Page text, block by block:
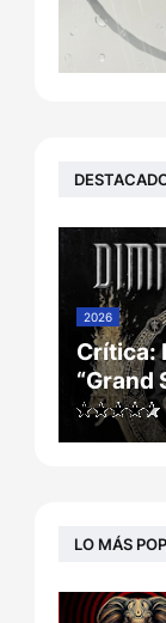
2026
Crítica:
“Grand
LO MÁS